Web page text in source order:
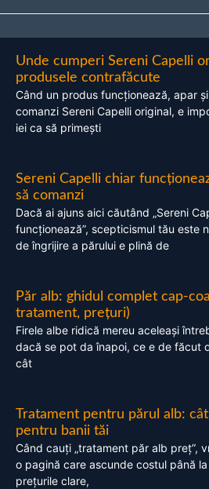
Unde cumperi Sereni Capelli
produsele contrafăcute
Când un produs funcționează, apar
comanzi Sereni Capelli original, e
iei ca să primești
Sereni Capelli chiar
să comanzi
Dacă ai ajuns aici căutând „Sereni
funcționează”, scepticismul tău este
de îngrijire a părului e plină de
Păr alb: ghidul complet cap-
tratament, prețuri)
Firele albe ridică mereu aceleași
dacă se pot da înapoi, ce e de făcut
cât
Tratament pentru părul alb:
pentru banii tăi
Când cauți „tratament păr alb preț”,
o pagină care ascunde costul până
prețurile clare,